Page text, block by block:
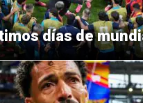
días de